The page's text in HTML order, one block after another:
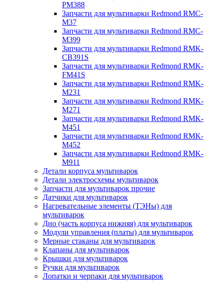
PM388
Запчасти для мультиварки Redmond RMC-
M37
Запчасти для мультиварки Redmond RMC-
M399
Запчасти для мультиварки Redmond RMK-
CB391S
Запчасти для мультиварки Redmond RMK-
FM41S
Запчасти для мультиварки Redmond RMK-
M231
Запчасти для мультиварки Redmond RMK-
M271
Запчасти для мультиварки Redmond RMK-
M451
Запчасти для мультиварки Redmond RMK-
M452
Запчасти для мультиварки Redmond RMK-
M911
Детали корпуса мультиварок
Детали электросхемы мультиварок
Запчасти для мультиварок прочие
Датчики для мультиварок
Нагревательные элементы (ТЭНы) для
мультиварок
Дно (часть корпуса нижняя) для мультиварок
Модули управления (платы) для мультиварок
Мерные стаканы для мультиварок
Клапаны для мультиварок
Крышки для мультиварок
Ручки для мультиварок
Лопатки и черпаки для мультиварок